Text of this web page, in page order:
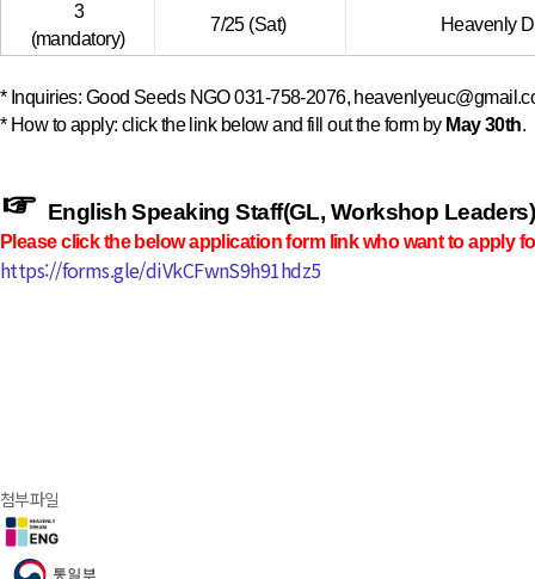
3
(mandatory)
7/25 (Sat) Heavenly
* Inquiries: Good Seeds NGO031-758-2076,
* How to apply: click the link below and fill out the form by May 30th.
☞ English Speaking Staff(GL, Workshop
Please click the below application form link who want to apply
https://forms.gle/diVkCFwnS9h91hdz5
첨부파일